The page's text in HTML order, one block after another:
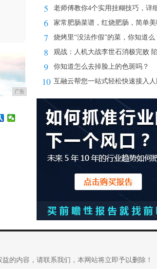
广告
5 老师傅教你4个实用挂糊技巧，详
6 家常肥肠菜谱，红烧肥肠，简单
7 烧烤里“没法作假”的菜，你知道么
8 观战：人机大战李世石消极完败
9 你知道怎么去掉脸上的色斑吗？
10 互融云帮您一站式轻松快速接入
的内容，请联系我们，本网站将立即予以删除！